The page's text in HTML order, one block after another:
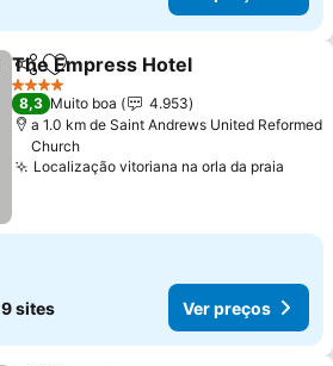
PartilharAdicionar aos favoritos
The Empress Hotel
4 Estrelas
8,3 Muito boa
4.953
a 1.0 km de Saint Andrews United Reformed
Church
Localização vitoriana na orla da praia
9 sites Ver preços